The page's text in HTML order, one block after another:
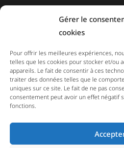
Gérer le
cookies
Pour offrir les meilleures expériences,
telles que les cookies pour stocker et/ou
appareils. Le fait de consentir à ces
traiter des données telles que le
uniques sur ce site. Le fait de ne pas
consentement peut avoir un effet négatif
fonctions.
PRENDRE RENDEZ-VOUS
PRENDRE CONTACT